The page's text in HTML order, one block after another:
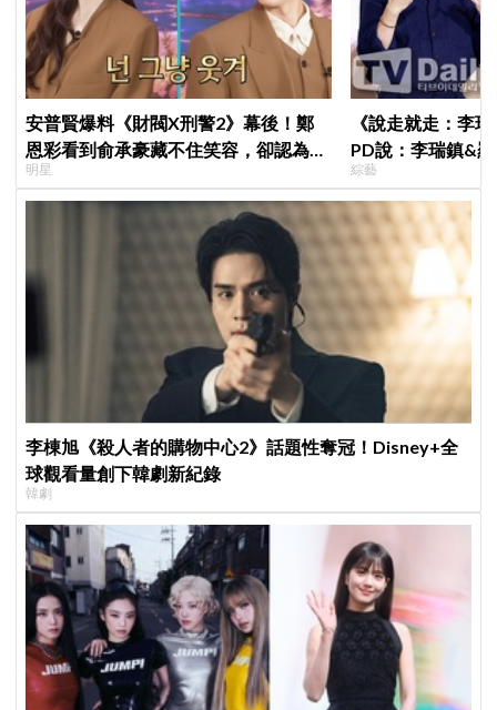
安普賢爆料《財閥X刑警2》幕後！鄭
恩彩看到俞承豪藏不住笑容，卻認為安
普賢只是「搞笑男」
明星
《說走就走：李
PD說：李瑞鎮&
劇的男女主角一樣
綜藝
李棟旭《殺人者的購物中心2》話題性奪冠！Disney+全
球觀看量創下韓劇新紀錄
韓劇